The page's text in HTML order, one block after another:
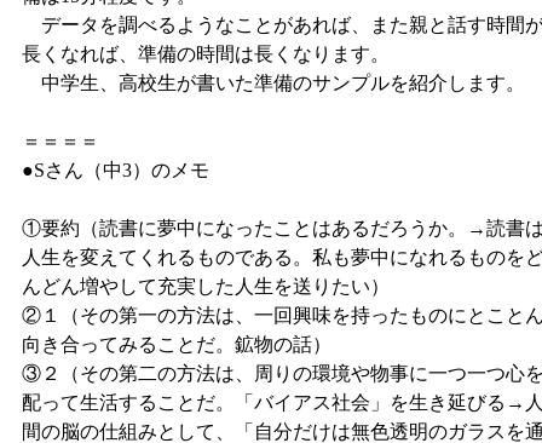
データを調べるようなことがあれば、また親と話す時間
長くなれば、準備の時間は長くなります。
中学生、高校生が書いた準備のサンプルを紹介します。
＝＝＝＝
●Sさん（中3）のメモ
①要約（読書に夢中になったことはあるだろうか。→読書
人生を変えてくれるものである。私も夢中になれるものを
んどん増やして充実した人生を送りたい）
②１（その第一の方法は、一回興味を持ったものにとこと
向き合ってみることだ。鉱物の話）
③２（その第二の方法は、周りの環境や物事に一つ一つ心
配って生活することだ。「バイアス社会」を生き延びる→
間の脳の仕組みとして、「自分だけは無色透明のガラスを